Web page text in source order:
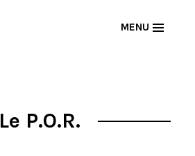
MENU
Le P.O.R.